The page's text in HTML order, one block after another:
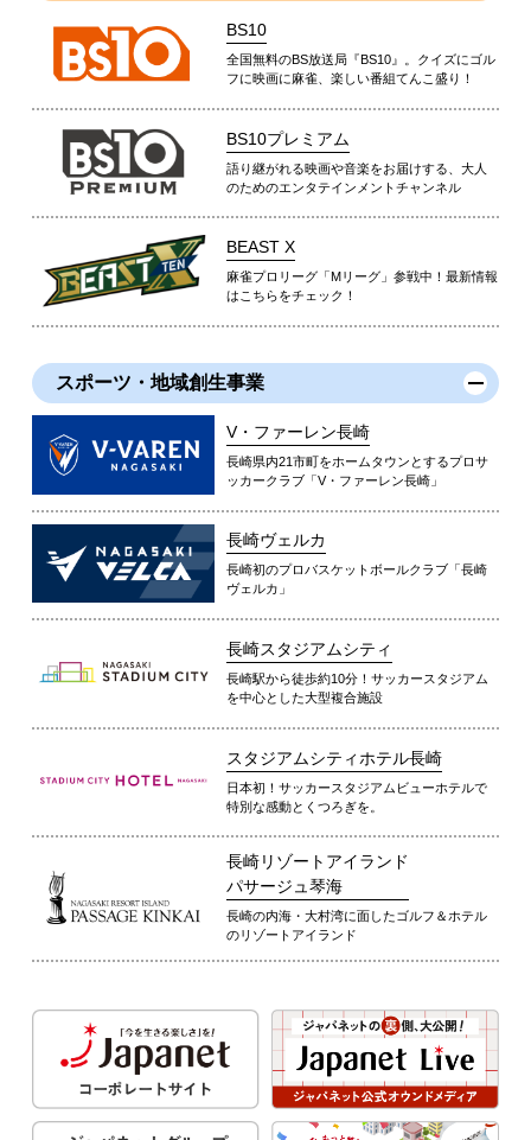
BS10
全国無料のBS放送局『BS10』。クイズにゴル
フに映画に麻雀、楽しい番組てんこ盛り！
BS10プレミアム
語り継がれる映画や音楽をお届けする、大人
のためのエンタテインメントチャンネル
BEAST X
麻雀プロリーグ「Mリーグ」参戦中！最新情報
はこちらをチェック！
スポーツ・地域創生事業
V・ファーレン長崎
長崎県内21市町をホームタウンとするプロサ
ッカークラブ「V・ファーレン長崎」
長崎ヴェルカ
長崎初のプロバスケットボールクラブ「長崎
ヴェルカ」
長崎スタジアムシティ
長崎駅から徒歩約10分！サッカースタジアム
を中心とした大型複合施設
スタジアムシティホテル長崎
日本初！サッカースタジアムビューホテルで
特別な感動とくつろぎを。
長崎リゾートアイランド
パサージュ琴海
長崎の内海・大村湾に面したゴルフ＆ホテル
のリゾートアイランド